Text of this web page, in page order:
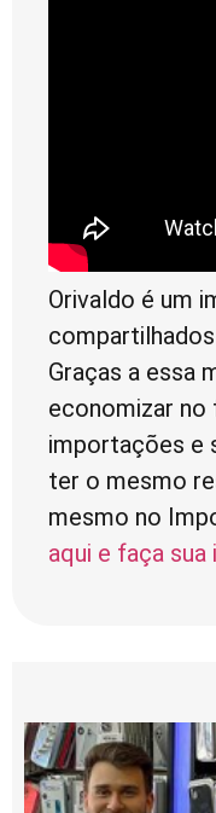
Orivaldo é um
Graças a essa
economizar no
importações e
ter o mesmo
mesmo no
aqui e faça sua